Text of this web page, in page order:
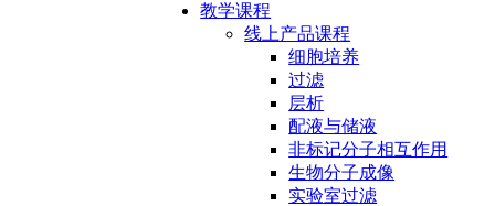
教学课程
线上产品课程
细胞培养
过滤
层析
配液与储液
非标记分子相互作用
生物分子成像
实验室过滤